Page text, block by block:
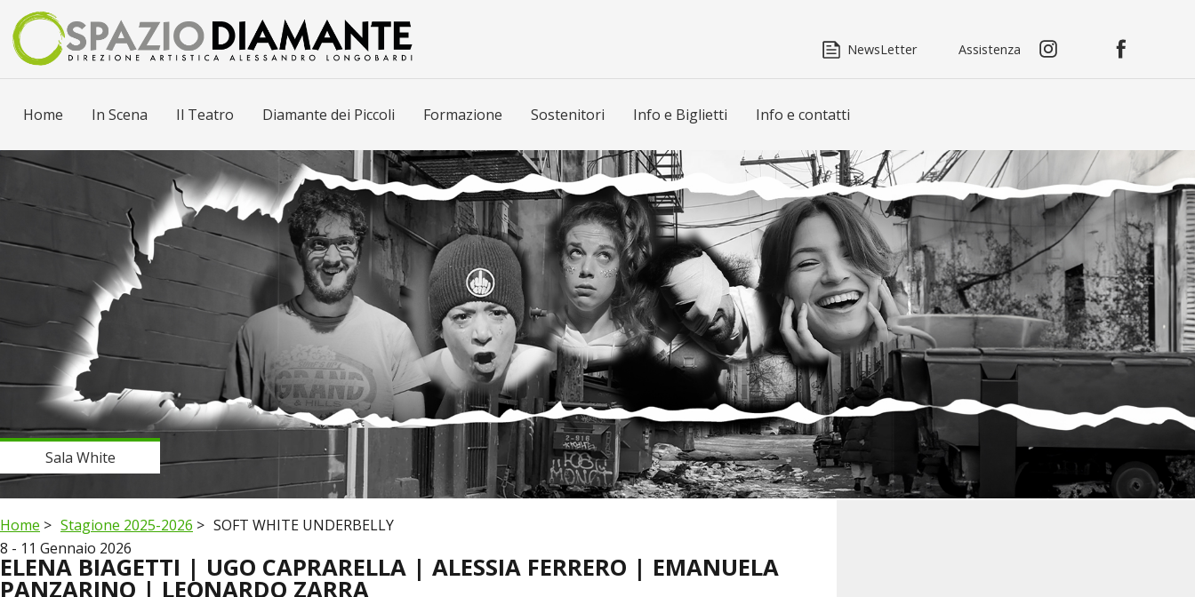
NewsLetter Assistenza
Home In Scena Il Teatro Diamante dei Piccoli Formazione Sostenitori Info e Biglietti Info e contatti
Sala White
Home Stagione 2025-2026
SOFT WHITE UNDERBELLY
8 - 11 Gennaio 2026
ELENA BIAGETTI | UGO CAPRARELLA | ALESSIA FERRERO | EMANUELA
PANZARINO | LEONARDO ZARRA